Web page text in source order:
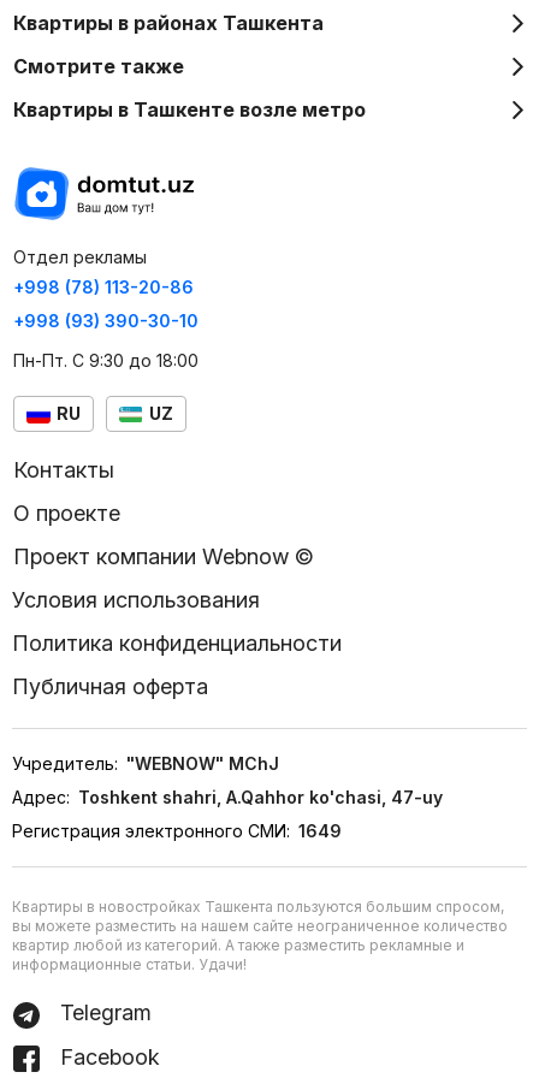
Квартиры в районах Ташкента
Смотрите также
Квартиры в Ташкенте возле метро
Отдел рекламы
+998 (78) 113-20-86
+998 (93) 390-30-10
Пн-Пт. С 9:30 до 18:00
RU UZ
Контакты
О проекте
Проект компании Webnow ©
Условия использования
Политика конфиденциальности
Публичная оферта
Учредитель: "WEBNOW" MChJ
Адрес: Toshkent shahri, A.Qahhor ko'chasi, 47-uy
Регистрация электронного СМИ: 1649
Квартиры в новостройках Ташкента пользуются большим спросом,
вы можете разместить на нашем сайте неограниченное количество
квартир любой из категорий. А также разместить рекламные и
информационные статьи. Удачи!
Telegram
Facebook